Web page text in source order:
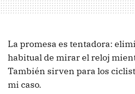
La promesa es tentadora:
habitual de mirar el reloj
También sirven para los
mi caso.